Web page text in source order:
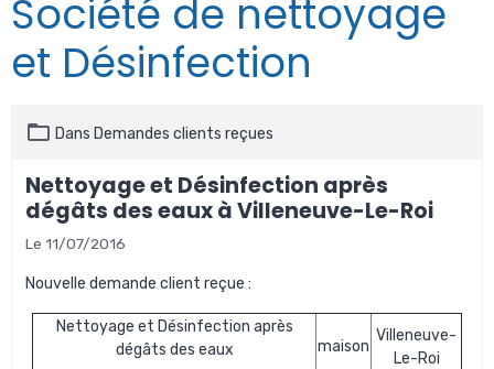
Société de nettoyage
et Désinfection
Dans Demandes clients reçues
Nettoyage et Désinfection après
dégâts des eaux à Villeneuve-Le-Roi
Le 11/07/2016
Nouvelle demande client reçue :
Nettoyage et Désinfection après
dégâts des eaux
maison
Villeneuve-
Le-Roi